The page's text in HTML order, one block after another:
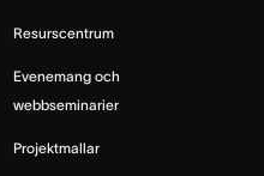
Resurscentrum
Evenemang och
webbseminarier
Projektmallar